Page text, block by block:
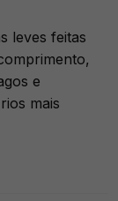
leves feitas
e
mais